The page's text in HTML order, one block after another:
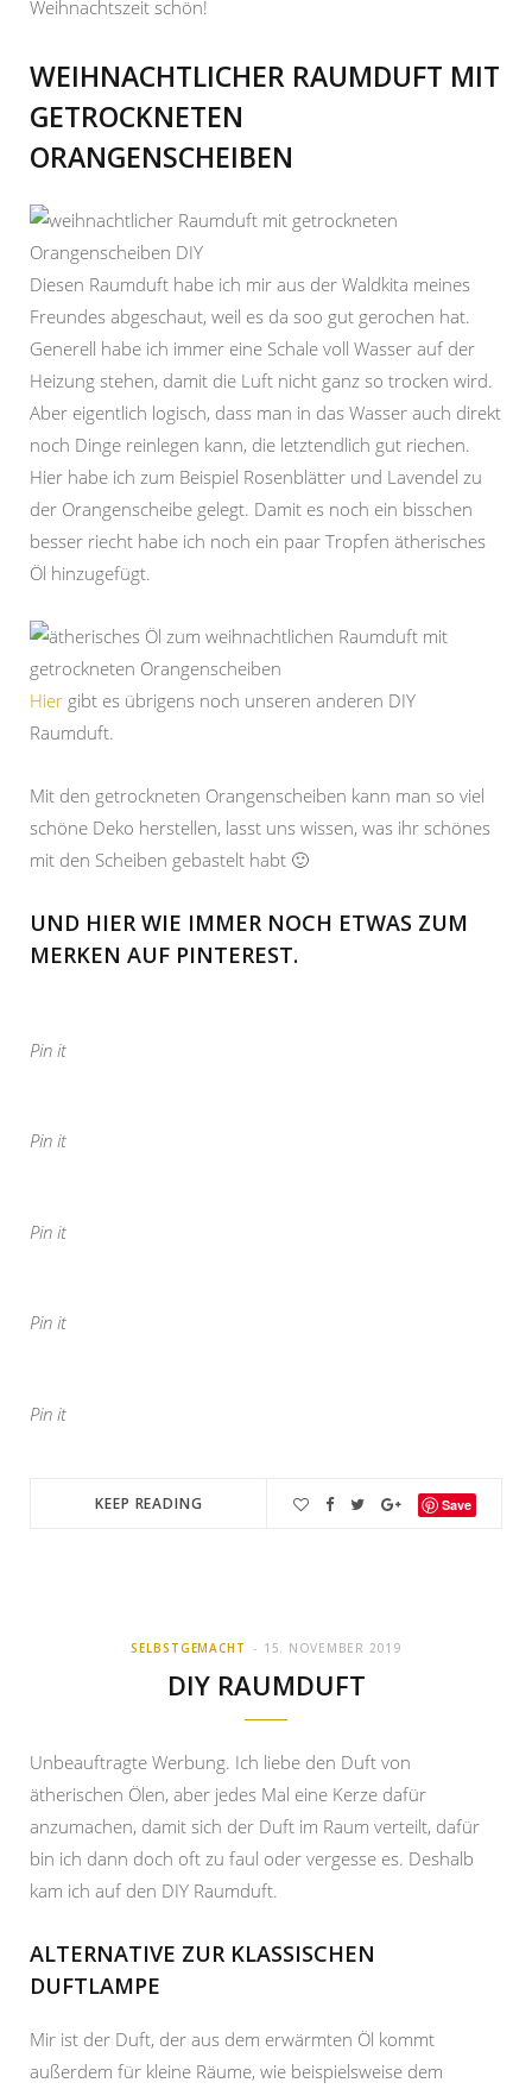
Weihnachtszeit schön!
WEIHNACHTLICHER RAUMDUFT MIT
GETROCKNETEN
ORANGENSCHEIBEN
Diesen Raumduft habe ich mir aus der Waldkita meines
Freundes abgeschaut, weil es da soo gut gerochen hat.
Generell habe ich immer eine Schale voll Wasser auf der
Heizung stehen, damit die Luft nicht ganz so trocken wird.
Aber eigentlich logisch, dass man in das Wasser auch direkt
noch Dinge reinlegen kann, die letztendlich gut riechen.
Hier habe ich zum Beispiel Rosenblätter und Lavendel zu
der Orangenscheibe gelegt. Damit es noch ein bisschen
besser riecht habe ich noch ein paar Tropfen ätherisches
Öl hinzugefügt.
Hier gibt es übrigens noch unseren anderen DIY
Raumduft.
Mit den getrockneten Orangenscheiben kann man so viel
schöne Deko herstellen, lasst uns wissen, was ihr schönes
mit den Scheiben gebastelt habt 🙂
UND HIER WIE IMMER NOCH ETWAS ZUM
MERKEN AUF PINTEREST.
Pin it
Pin it
Pin it
Pin it
Pin it
KEEP READING Save
SELBSTGEMACHT 15. NOVEMBER 2019
DIY RAUMDUFT
Unbeauftragte Werbung. Ich liebe den Duft von
ätherischen Ölen, aber jedes Mal eine Kerze dafür
anzumachen, damit sich der Duft im Raum verteilt, dafür
bin ich dann doch oft zu faul oder vergesse es. Deshalb
kam ich auf den DIY Raumduft.
ALTERNATIVE ZUR KLASSISCHEN
DUFTLAMPE
Mir ist der Duft, der aus dem erwärmten Öl kommt
außerdem für kleine Räume, wie beispielsweise dem